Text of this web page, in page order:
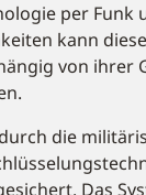
per Funk
kann
von ihrer
die
Das